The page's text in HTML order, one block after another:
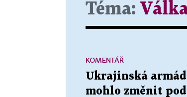
Téma:
Ukrajinská
mohlo změnit
KOMENTÁŘ